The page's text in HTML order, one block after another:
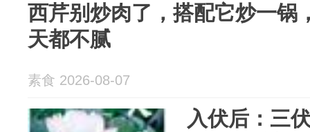
西芹别炒肉了，搭配它炒一锅
天都不腻
素食 2026-08-07
入伏后：三